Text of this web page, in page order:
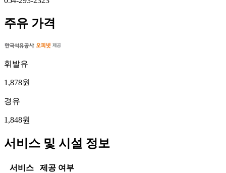
주유 가격
휘발유
1,878원
경유
1,848원
서비스 및 시설 정보
서비스 제공 여부